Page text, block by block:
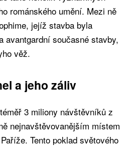
románského umění. Mezi ně
jejíž stavba byla
avantgardní současné stavby,
věž.
a jeho záliv
3 miliony návštěvníků z
nejnavštěvovanějším místem
Tento poklad světového